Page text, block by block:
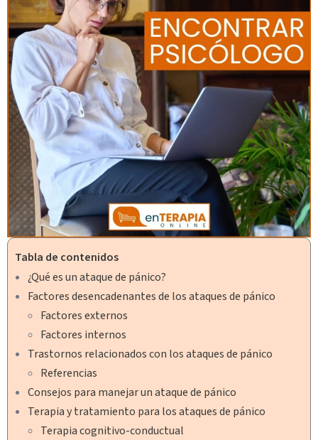
Tabla de contenidos
¿Qué es un ataque de pánico?
Factores desencadenantes de los ataques de pánico
Factores externos
Factores internos
Trastornos relacionados con los ataques de pánico
Referencias
Consejos para manejar un ataque de pánico
Terapia y tratamiento para los ataques de pánico
Terapia cognitivo-conductual